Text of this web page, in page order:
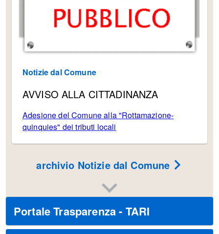
Notizie dal Comune
AVVISO ALLA CITTADINANZA
Adesione del Comune alla "Rottamazione-
quinquies" dei tributi locali
archivio Notizie dal Comune
Portale Trasparenza - TARI